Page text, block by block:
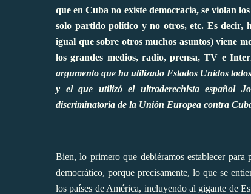
que en Cuba no existe democracia, se violan
solo partido político y no otros, etc. Es decir,
igual que sobre otros muchos asuntos) viene
los grandes medios, radio, prensa, TV e
argumento que ha utilizado Estados Unidos
y el que utilizó el ultraderechista español
discriminatoria de la Unión Europea contra
Bien, lo primero que debiéramos establecer
democrático, porque precisamente, lo que se
los países de América, incluyendo al gigante de